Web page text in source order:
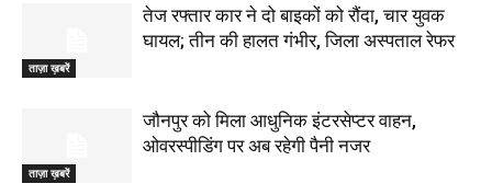
ताज़ा ख़बरें
तेज रफ्तार कार ने दो बाइकों को रौंदा, चार युवक
घायल; तीन की हालत गंभीर, जिला अस्पताल रेफर
ताज़ा ख़बरें
जौनपुर को मिला आधुनिक इंटरसेप्टर वाहन,
ओवरस्पीडिंग पर अब रहेगी पैनी नजर